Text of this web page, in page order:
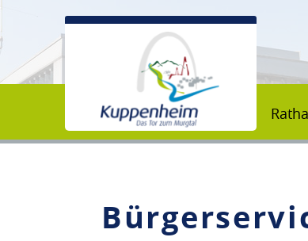
Unsere Stadt